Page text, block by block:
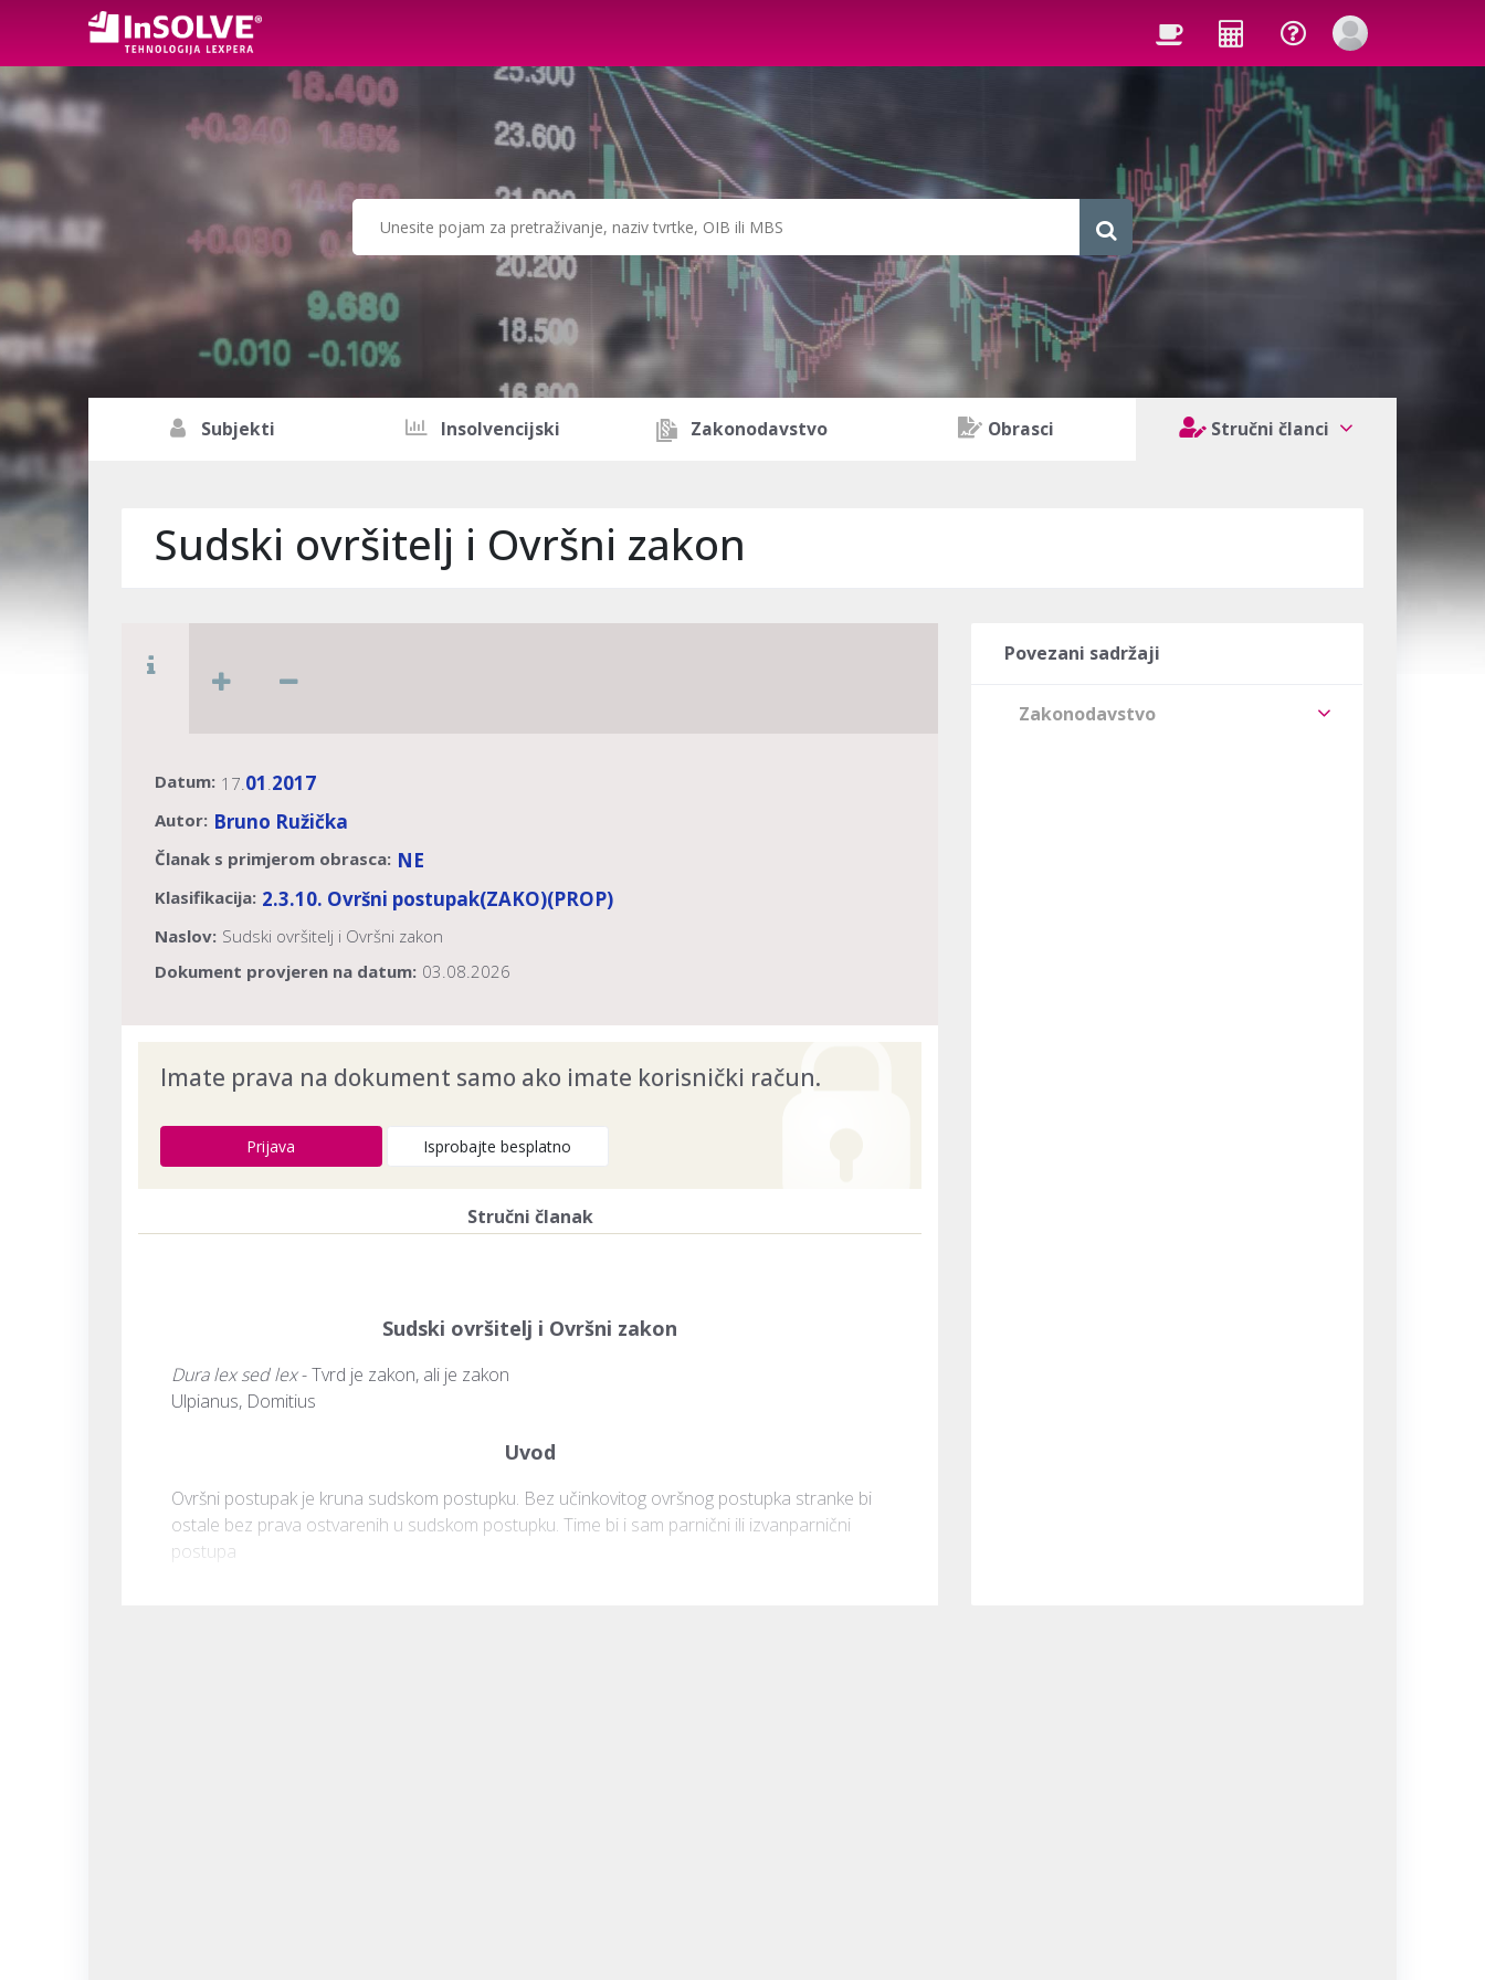
Subjekti Insolvencijski Zakonodavstvo Obrasci Stručni članci
Sudski ovršitelj i Ovršni zakon
Datum: 17.01 .2017
Autor: Bruno Ružička
Članak s primjerom obrasca: NE
Klasifikacija: 2.3.10. Ovršni postupak(ZAKO)(PROP)
Naslov: Sudski ovršitelj i Ovršni zakon
Dokument provjeren na datum: 03.08.2026
Imate prava na dokument samo ako imate korisnički račun.
Prijava Isprobajte besplatno
Stručni članak
Sudski ovršitelj i Ovršni zakon
Dura lex sed lex - Tvrd je zakon, ali je zakon
Ulpianus, Domitius
Uvod
Ovršni postupak je kruna sudskom postupku. Bez učinkovitog ovršnog postupka stranke bi
ostale bez prava ostvarenih u sudskom postupku. Time bi i sam parnični ili izvanparnični
postupa
Povezani sadržaji
Zakonodavstvo